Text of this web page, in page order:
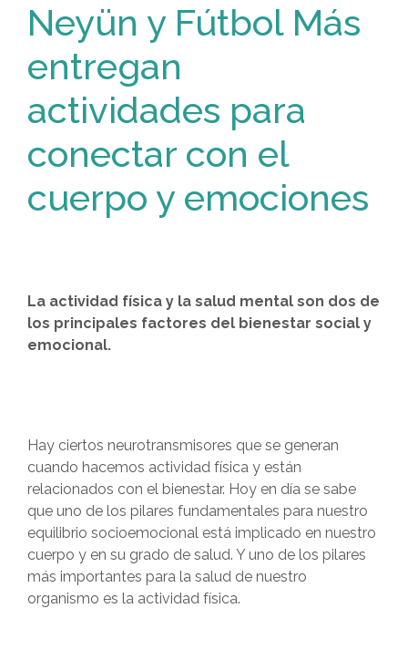
Neyün y Fútbol Más
entregan
actividades para
conectar con el
cuerpo y emociones
La actividad física y la salud mental son dos de
los principales factores del bienestar social y
emocional.
Hay ciertos neurotransmisores que se generan
cuando hacemos actividad física y están
relacionados con el bienestar. Hoy en día se sabe
que uno de los pilares fundamentales para nuestro
equilibrio socioemocional está implicado en nuestro
cuerpo y en su grado de salud. Y uno de los pilares
más importantes para la salud de nuestro
organismo es la actividad física.